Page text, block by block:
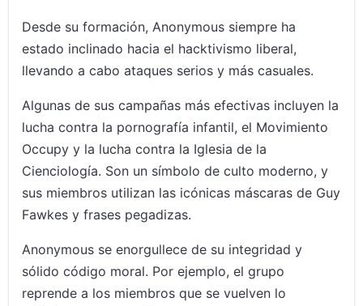
Desde su formación, Anonymous siempre ha
estado inclinado hacia el hacktivismo liberal,
llevando a cabo ataques serios y más casuales.
Algunas de sus campañas más efectivas incluyen la
lucha contra la pornografía infantil, el Movimiento
Occupy y la lucha contra la Iglesia de la
Cienciología. Son un símbolo de culto moderno, y
sus miembros utilizan las icónicas máscaras de Guy
Fawkes y frases pegadizas.
Anonymous se enorgullece de su integridad y
sólido código moral. Por ejemplo, el grupo
reprende a los miembros que se vuelven lo